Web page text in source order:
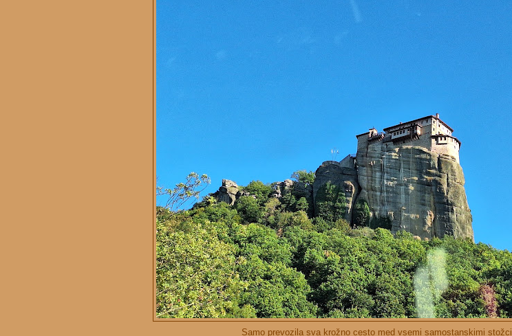
Samo prevozila sva krožno cesto med vsemi samostanskimi stožci